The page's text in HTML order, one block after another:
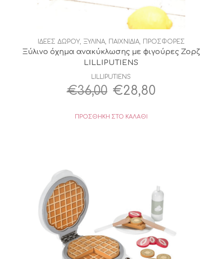
ΙΔΕΕΣ ΔΩΡΟΥ, ΞΥΛΙΝΑ, ΠΑΙΧΝΙΔΙΑ, ΠΡΟΣΦΟΡΕΣ
Ξύλινο όχημα ανακύκλωσης με φιγούρες Ζορζ
LILLIPUTIENS
LILLIPUTIENS
€36,00 Original
€28,80Η
ΠΡΟΣΘΉΚΗ ΣΤΟ ΚΑΛΆΘΙ